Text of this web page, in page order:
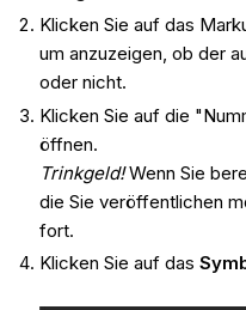
Klicken Sie auf das
um anzuzeigen, ob der
oder nicht.
Klicken Sie auf die
öffnen.
Trinkgeld!Wenn Sie
die Sie veröffentlichen
fort.
Klicken Sie auf das